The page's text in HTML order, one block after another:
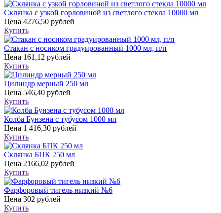
Склянка с узкой горловиной из светлого стекла 10000 мл
Цена 4276,50 рублей
Купить
Стакан с носиком градуированный 1000 мл, п/п
Цена 161,12 рублей
Купить
Цилиндр мерный 250 мл
Цена 546,40 рублей
Купить
Колба Бунзена с тубусом 1000 мл
Цена 1 416,30 рублей
Купить
Склянка БПК 250 мл
Цена 2166,02 рублей
Купить
Фарфоровый тигель низкий №6
Цена 302 рублей
Купить